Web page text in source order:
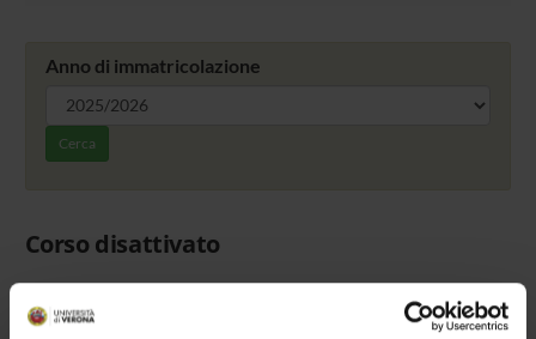
Anno di immatricolazione
Cerca
Corso disattivato
Le informazioni riguardanti le iscrizioni a questo corso
di studio non sono ancora disponibili.